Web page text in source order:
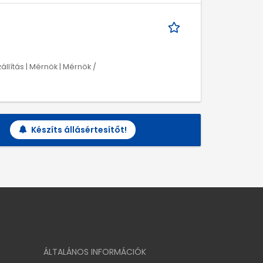
| Mérnök | Mérnök /
Készíts állásértesítőt!
ÁLTALÁNOS INFORMÁCIÓK